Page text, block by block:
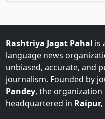
Rashtriya Jagat Pahal is
language news
unbiased, accurate, and
journalism. Founded by
Pandey, the
headquartered in